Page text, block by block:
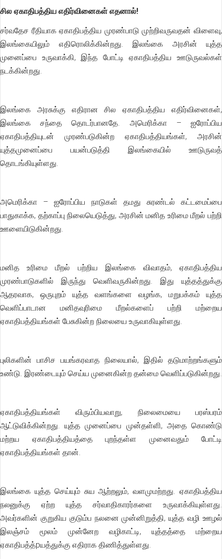
சில ஏகாதிபத்திய எதிர்வினைகள் எதனால்!
சர்வதேச ரீதியாக ஏகாதிபத்திய முரண்பாடு முற்றிவருவதன் விளைவு,
இலங்கையிலும் எதிரொலிக்கின்றது. இலங்கை அரசின் யுத்த
முனைப்பை உருவாக்கி, இந்த போட்டி ஏகாதிபத்திய ஊடுருவல்கள்
நடக்கின்றது.
இலங்கை அரசுக்கு எதிரான சில ஏகாதிபத்திய எதிர்வினைகள்,
இலங்கை சந்தை தொடர்பானதே. அமெரிக்கா – ஐரோப்பிய
ஏகாதிபத்தியுடன் முரண்படுகின்ற ஏகாதிபத்தியங்கள், அரசின்
யுத்தமுனைப்பை பயன்படுத்தி இலங்கையில் ஊடுருவத்
தொடங்கியுள்ளது.
அமெரிக்கா – ஐரோப்பிய நாடுகள் தமது சுரண்டல் கட்டமைப்பை
பாதுகாக்க, தற்காப்பு நிலையெடுத்து, அரசின் மனித உரிமை மீறல் பற்றி
ஊளையிடுகின்றது.
மனித உரிமை மீறல் பற்றிய இலங்கை விவாதம், ஏகாதிபத்திய
முரண்பாடுகளில் இருந்து வெளிவருகின்றது. இது யுத்தத்துக்கு
ஆதரவாக, ஒருபுறம் யுத்த வளங்களை வழங்க, மறுபக்கம் யுத்த
வெளிப்பாடான மனிதவுரிமை மீறல்களைப் பற்றி மற்றைய
ஏகாதிபத்தியங்கள் பேசுகின்ற நிலையை உருவாகியுள்ளது.
புலிகளின் பாசிச பயங்கரவாத நிலையால், இதில் தடுமாற்றங்களும்
உண்டு. இரண்டையும் செய்ய முனைகின்ற தன்மை வெளிப்படுகின்றது.
ஏகாதிபத்தியங்கள் விரும்பியவாறு, நிலைமையை பரஸ்பரம்
ஆட்டுவிக்கின்றது. யுத்த முனைப்பை முன்தள்ளி, அதை கொண்டு
மற்றய ஏகாதிபத்தியத்தை புறந்தள்ள முனைவதும் போட்டி
ஏகாதிபத்தியங்கள் தான்.
இலங்கை யுத்த செய்யும் சுய ஆற்றலும், வளமுமற்றது. ஏகாதிபத்திய
நலனுக்கு ஏற்ற யுத்த சர்வாதிகாரர்களை உருவாக்கியுள்ளது.
அவர்களின் குறுகிய குடும்ப நலனை முன்னிறுத்தி, யுத்த வழி ஊழல்
இலஞ்சம் மூலம் முன்னேற வழிகாட்டி, யுத்தத்தை மற்றைய
ஏகாதிபத்த்pயத்துக்கு எதிராக திணித்துள்ளது.